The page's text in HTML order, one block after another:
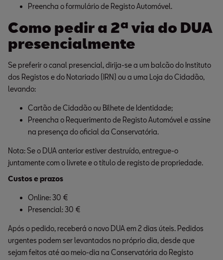
Preencha o formulário de Registo Automóvel.
Como pedir a 2ª via do DUA
presencialmente
Se preferir o canal presencial, dirija-se a um balcão do Instituto
dos Registos e do Notariado (IRN) ou a uma Loja do Cidadão,
levando:
Cartão de Cidadão ou Bilhete de Identidade;
Preencha o Requerimento de Registo Automóvel e assine
na presença do oficial da Conservatória.
Nota: Se o DUA anterior estiver destruído, entregue-o
juntamente com o livrete e o título de registo de propriedade.
Custos e prazos
Online: 30 €
Presencial: 30 €
Após o pedido, receberá o novo DUA em 2 dias úteis. Pedidos
urgentes podem ser levantados no próprio dia, desde que
sejam feitos até ao meio-dia na Conservatória do Registo